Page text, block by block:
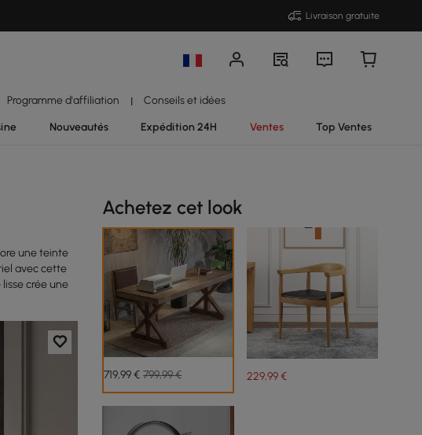
Livraison gratuite
Programme d'affiliation | Conseils et idées
Nouveautés Expédition 24H Ventes Top Ventes
une teinte
avec cette
crée une
Achetez cet look
719,99€ 799,99 € 229,99€